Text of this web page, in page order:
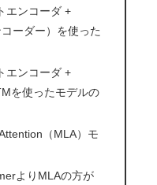
エンコーダ +
ーダー）を使った
エンコーダ +
を使ったモデルの
（MLA）モ
よりMLAの方が